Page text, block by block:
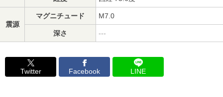
震源
マグニチュード M7.0
深さ ---
Twitter Facebook LINE